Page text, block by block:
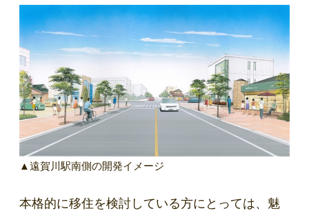
▲遠賀川駅南側の開発イメージ
本格的に移住を検討している方にとっては、魅